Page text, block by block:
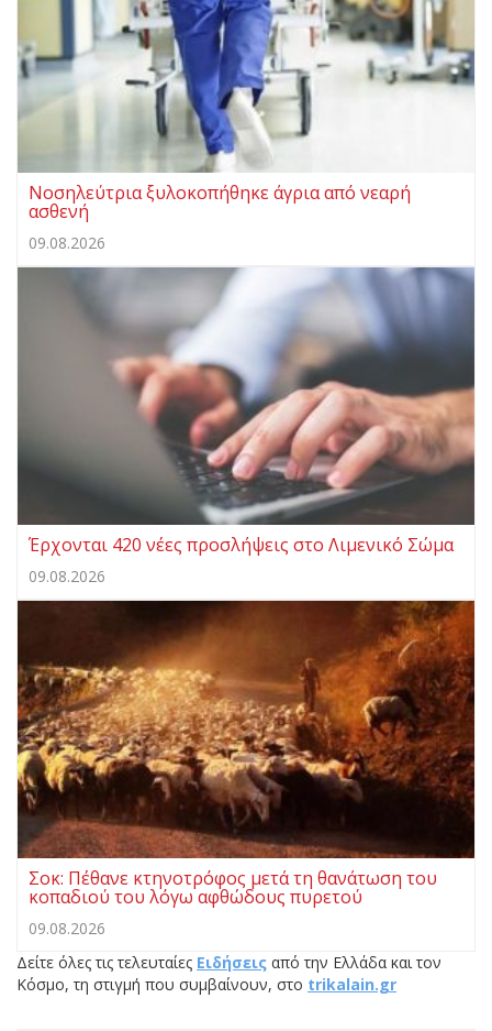
Νοσηλεύτρια ξυλοκοπήθηκε άγρια από νεαρή
ασθενή
09.08.2026
Έρχονται 420 νέες προσλήψεις στο Λιμενικό Σώμα
09.08.2026
Σοκ: Πέθανε κτηνοτρόφος μετά τη θανάτωση του
κοπαδιού του λόγω αφθώδους πυρετού
09.08.2026
Δείτε όλες τις τελευταίες Ειδήσεις από την Ελλάδα και τον
Κόσμο, τη στιγμή που συμβαίνουν, στο trikalain.gr